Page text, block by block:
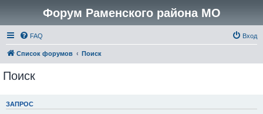
Форум Раменского района МО
FAQ Вход
Список форумов Поиск
Поиск
ЗАПРОС